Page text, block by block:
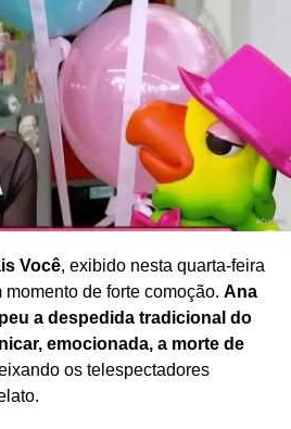
o debate sobre imagem
estar, defendendo uma
a diversidade e reduza a pressão
de diferentes idades e perfis.
Saiba+
Você, exibido nesta quarta-feira
momento de forte comoção. Ana
a despedida tradicional do
emocionada, a morte de
os telespectadores